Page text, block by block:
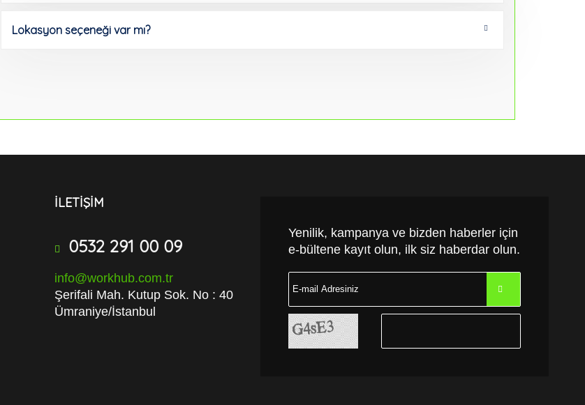
Lokasyon seçeneği var mı?
İLETİŞİM
0532 291 00 09
info@workhub.com.tr
Şerifali Mah. Kutup Sok. No : 40
Ümraniye/İstanbul
Yenilik, kampanya ve bizden haberler için
e-bültene kayıt olun, ilk siz haberdar olun.